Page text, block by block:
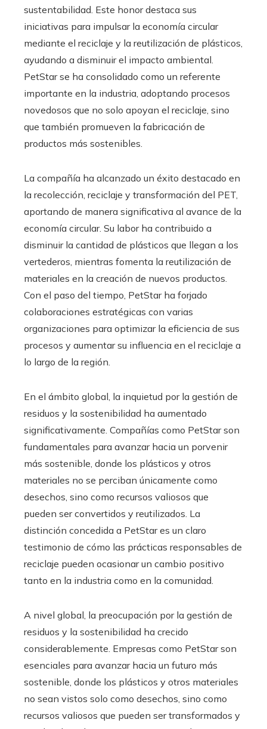
sustentabilidad. Este honor destaca sus
iniciativas para impulsar la economía circular
mediante el reciclaje y la reutilización de plásticos,
ayudando a disminuir el impacto ambiental.
PetStar se ha consolidado como un referente
importante en la industria, adoptando procesos
novedosos que no solo apoyan el reciclaje, sino
que también promueven la fabricación de
productos más sostenibles.
La compañía ha alcanzado un éxito destacado en
la recolección, reciclaje y transformación del PET,
aportando de manera significativa al avance de la
economía circular. Su labor ha contribuido a
disminuir la cantidad de plásticos que llegan a los
vertederos, mientras fomenta la reutilización de
materiales en la creación de nuevos productos.
Con el paso del tiempo, PetStar ha forjado
colaboraciones estratégicas con varias
organizaciones para optimizar la eficiencia de sus
procesos y aumentar su influencia en el reciclaje a
lo largo de la región.
En el ámbito global, la inquietud por la gestión de
residuos y la sostenibilidad ha aumentado
significativamente. Compañías como PetStar son
fundamentales para avanzar hacia un porvenir
más sostenible, donde los plásticos y otros
materiales no se perciban únicamente como
desechos, sino como recursos valiosos que
pueden ser convertidos y reutilizados. La
distinción concedida a PetStar es un claro
testimonio de cómo las prácticas responsables de
reciclaje pueden ocasionar un cambio positivo
tanto en la industria como en la comunidad.
A nivel global, la preocupación por la gestión de
residuos y la sostenibilidad ha crecido
considerablemente. Empresas como PetStar son
esenciales para avanzar hacia un futuro más
sostenible, donde los plásticos y otros materiales
no sean vistos solo como desechos, sino como
recursos valiosos que pueden ser transformados y